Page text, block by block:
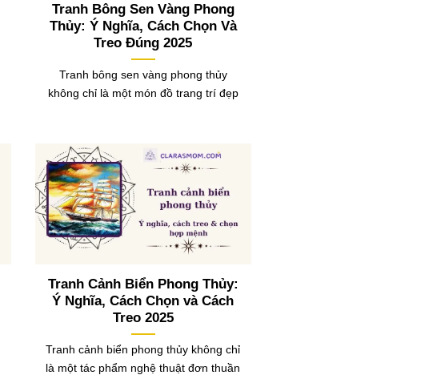
Tranh Bông Sen Vàng Phong
Thủy: Ý Nghĩa, Cách Chọn Và
Treo Đúng 2025
Tranh bông sen vàng phong thủy
không chỉ là một món đồ trang trí đẹp
Tranh Cảnh Biển Phong Thủy:
Ý Nghĩa, Cách Chọn và Cách
Treo 2025
Tranh cảnh biển phong thủy không chỉ
là một tác phẩm nghệ thuật đơn thuần